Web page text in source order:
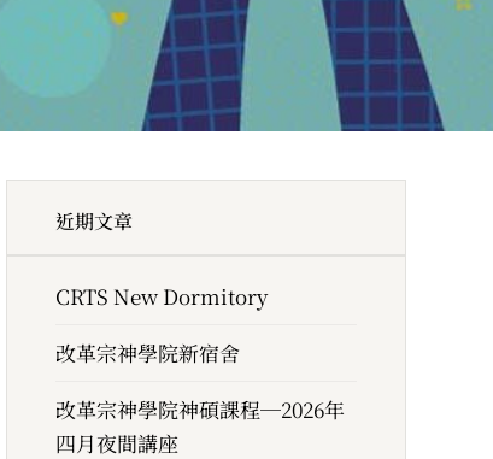
近期文章
CRTS New Dormitory
改革宗神學院新宿舍
改革宗神學院神碩課程─2026年
四月夜間講座